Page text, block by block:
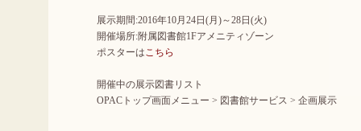
展示期間:2016年10月24日(月)～28日(火)
開催場所:附属図書館1Fアメニティゾーン
ポスターはこちら
開催中の展示図書リスト
OPACトップ画面メニュー > 図書館サービス > 企画展示